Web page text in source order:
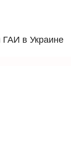
ГАИ в Украине